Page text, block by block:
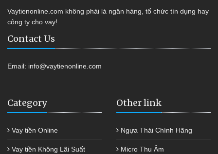
Vaytienonline.com không phải là ngân hàng, tổ chức tín dụng hay
công ty cho vay!
Contact Us
Email: info@vaytienonline.com
Category
Vay tiền Online
Vay tiền Không Lãi Suất
Other link
Ngựa Thái Chính Hãng
Micro Thu Âm